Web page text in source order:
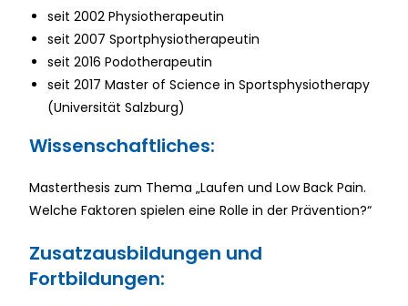
seit 2002 Physiotherapeutin
seit 2007 Sportphysiotherapeutin
seit 2016Podotherapeutin
seit 2017 Masterof Science inSportsphysiotherapy
(Universität Salzburg)
Wissenschaftliches:
Masterthesis zum Thema „Laufen und Low BackPain.
Welche Faktoren spielen eine Rolle in derPrävention?“
Zusatzausbildungen und
Fortbildungen: